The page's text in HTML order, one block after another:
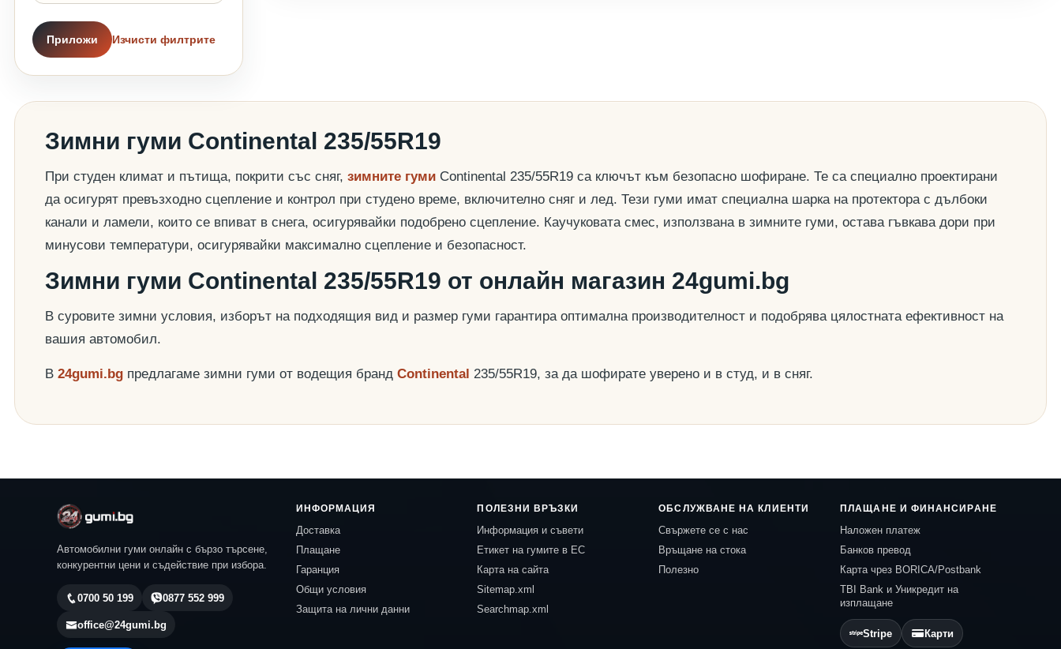
Приложи Изчисти филтрите
Зимни гуми Continental 235/55R19
При студен климат и пътища, покрити със сняг, зимните гуми Continental 235/55R19 са ключът към безопасно шофиране. Те са специално проектирани
да осигурят превъзходно сцепление и контрол при студено време, включително сняг и лед. Тези гуми имат специална шарка на протектора с дълбоки
канали и ламели, които се впиват в снега, осигурявайки подобрено сцепление. Каучуковата смес, използвана в зимните гуми, остава гъвкава дори при
минусови температури, осигурявайки максимално сцепление и безопасност.
Зимни гуми Continental 235/55R19 от онлайн магазин 24gumi.bg
В суровите зимни условия, изборът на подходящия вид и размер гуми гарантира оптимална производителност и подобрява цялостната ефективност на
вашия автомобил.
В 24gumi.bg предлагаме зимни гуми от водещия бранд Continental 235/55R19, за да шофирате уверено и в студ, и в сняг.
Автомобилни гуми онлайн с бързо търсене,
конкурентни цени и съдействие при избора.
0700 50 199 0877 552 999
office@24gumi.bg
ИНФОРМАЦИЯ
Доставка
Плащане
Гаранция
Общи условия
Защита на лични данни
ПОЛЕЗНИ ВРЪЗКИ
Информация и съвети
Етикет на гумите в ЕС
Карта на сайта
Sitemap.xml
Searchmap.xml
ОБСЛУЖВАНЕ НА КЛИЕНТИ
Свържете се с нас
Връщане на стока
Полезно
ПЛАЩАНЕ И ФИНАНСИРАНЕ
Наложен платеж
Банков превод
Карта чрез BORICA/Postbank
TBI Bank и Уникредит на
изплащане
Stripe Карти